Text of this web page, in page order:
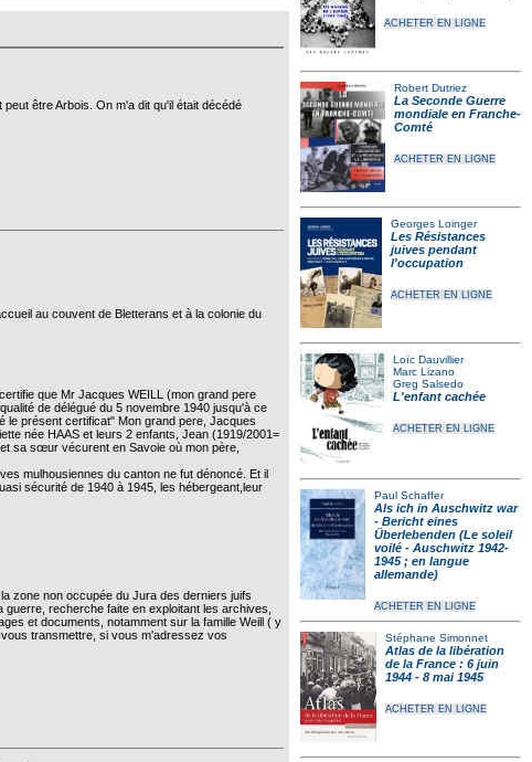
ACHETER EN LIGNE
Robert Dutriez
La Seconde Guerre
mondiale en Franche-
Comté
ACHETER EN LIGNE
Georges Loinger
Les Résistances
juives pendant
l'occupation
ACHETER EN LIGNE
Loïc Dauvillier
Marc Lizano
Greg Salsedo
L'enfant cachée
ACHETER EN LIGNE
Paul Schaffer
Als ich in Auschwitz war
- Bericht eines
Überlebenden (Le soleil
voilé - Auschwitz 1942-
1945 ; en langue
allemande)
ACHETER EN LIGNE
Stéphane Simonnet
Atlas de la libération
de la France : 6 juin
1944 - 8 mai 1945
ACHETER EN LIGNE
être Arbois. On m'a dit qu'il était décédé
au couvent de Bletterans et à la colonie du
que Mr Jacques WEILL (mon grand pere
de délégué du 5 novembre 1940 jusqu'à ce
le présent certificat" Mon grand pere, Jacques
née HAAS et leurs 2 enfants, Jean (1919/2001=
sa sœur vécurent en Savoie où mon père,
mulhousiennes du canton ne fut dénoncé. Et il
sécurité de 1940 à 1945, les hébergeant,leur
zone non occupée du Jura des derniers juifs
recherche faite en exploitant les archives,
et documents, notamment sur la famille Weill ( y
transmettre, si vous m'adressez vos